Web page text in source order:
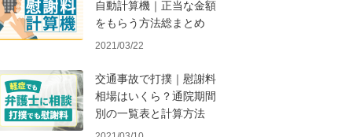
自動計算機｜正当な金額
をもらう方法総まとめ
2021/03/22
交通事故で打撲｜慰謝料
相場はいくら？通院期間
別の一覧表と計算方法